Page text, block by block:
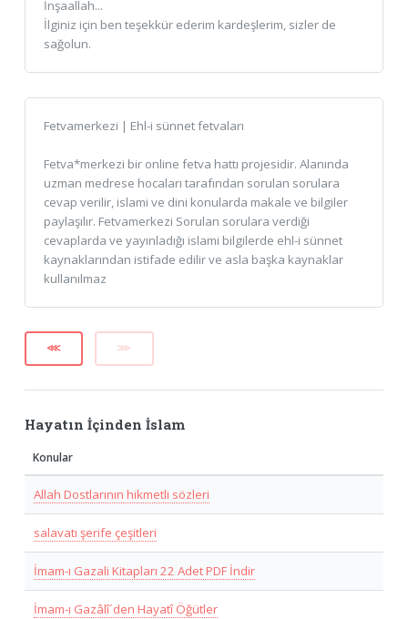
İnşaallah...
İlginiz için ben teşekkür ederim kardeşlerim, sizler de
sağolun.
Fetvamerkezi | Ehl-i sünnet fetvaları
Fetva*merkezi bir online fetva hattı projesidir. Alanında
uzman medrese hocaları tarafından sorulan sorulara
cevap verilir, islami ve dini konularda makale ve bilgiler
paylaşılır. Fetvamerkezi Sorulan sorulara verdiği
cevaplarda ve yayınladığı islami bilgilerde ehl-i sünnet
kaynaklarından istifade edilir ve asla başka kaynaklar
kullanılmaz
⋘ ⋙
Hayatın İçinden İslam
Konular
Allah Dostlarının hikmetli sözleri
salavatı şerife çeşitleri
İmam-ı Gazali Kitapları 22 Adet PDF İndir
İmam-ı Gazâlî´den Hayatî Öğütler